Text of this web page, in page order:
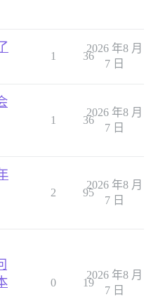
1 36
2026 年8 月
7 日
1 36
2026 年8 月
7 日
2 95
2026 年8 月
7 日
0 19
2026 年8 月
7 日